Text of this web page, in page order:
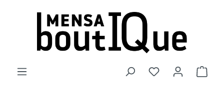
Zum Hauptinhalt springen
Du hast 0